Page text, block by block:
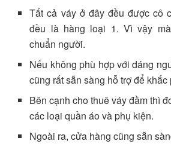
Tất cả váy ở đây đều được cô
đều là hàng loại 1. Vì vậy
chuẩn người.
Nếu không phù hợp với dáng
cũng rất sẵn sàng hỗ trợ để khắc
Bên cạnh cho thuê váy đầm thì
các loại quần áo và phụ kiện.
Ngoài ra, cửa hàng cũng sẵn